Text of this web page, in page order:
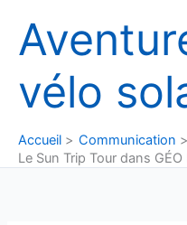
contenu
vélo
Accueil
Communication
Le Sun Trip Tour dans